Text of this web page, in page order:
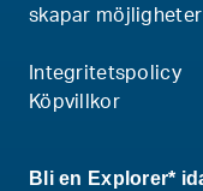
skapar
Integritetspolicy
Köpvillkor
Bli en Explorer*